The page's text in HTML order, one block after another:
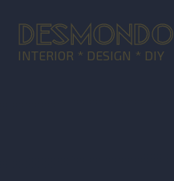
DESMONDO
INTERIOR * DESIGN * DIY